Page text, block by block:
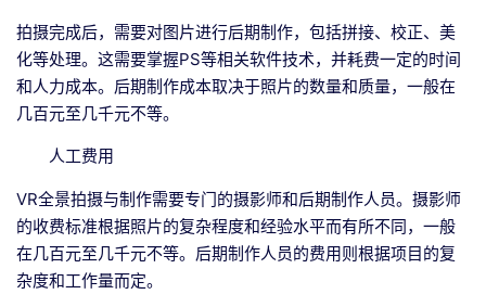
拍摄完成后，需要对图片进行后期制作，包括拼接、校正、美
化等处理。这需要掌握PS等相关软件技术，并耗费一定的时间
和人力成本。后期制作成本取决于照片的数量和质量，一般在
几百元至几千元不等。
人工费用
VR全景拍摄与制作需要专门的摄影师和后期制作人员。摄影师
的收费标准根据照片的复杂程度和经验水平而有所不同，一般
在几百元至几千元不等。后期制作人员的费用则根据项目的复
杂度和工作量而定。